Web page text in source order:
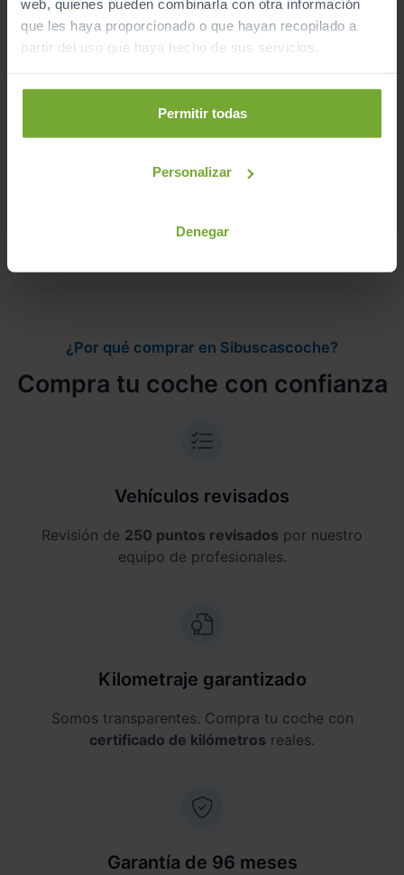
web, quienes pueden combinarla con otra información
que les haya proporcionado o que hayan recopilado a
partir del uso que haya hecho de sus servicios.
Permitir todas
Personalizar
Denegar
Ver vehículos del concesionario
Pruébalo en cualquiera de nuestras
¿Por qué comprar en Sibuscascoche?
Compra tu coche con confianza
Vehículos revisados
Revisión de 250 puntos revisados por nuestro
equipo de profesionales.
Kilometraje garantizado
Somos transparentes. Compra tu coche con
certificado de kilómetros reales.
Garantía de 96 meses